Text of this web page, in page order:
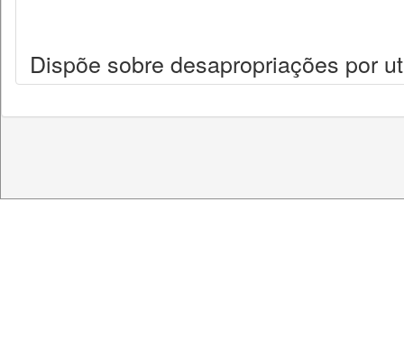
Dispõe sobre desapropriações por